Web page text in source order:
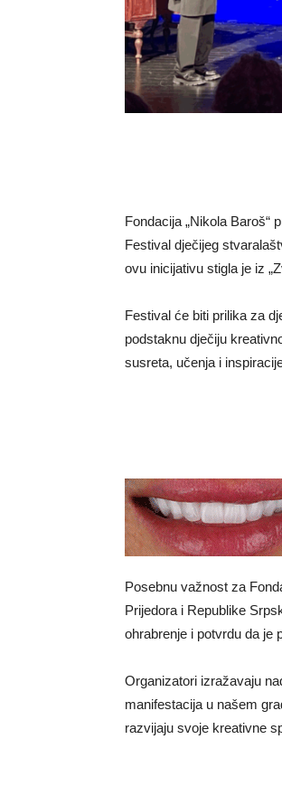
Fondacija „Nikola Baroš“
Festival dječijeg
ovu inicijativu stigla je iz
Festival će biti prilika za
podstaknu dječiju
susreta, učenja i
Posebnu važnost za
Prijedora i Republike
ohrabrenje i potvrdu da je
Organizatori izražavaju
manifestacija u našem
razvijaju svoje kreativne